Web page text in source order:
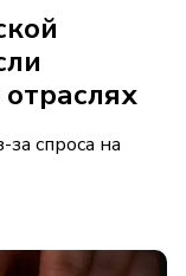
спроса на